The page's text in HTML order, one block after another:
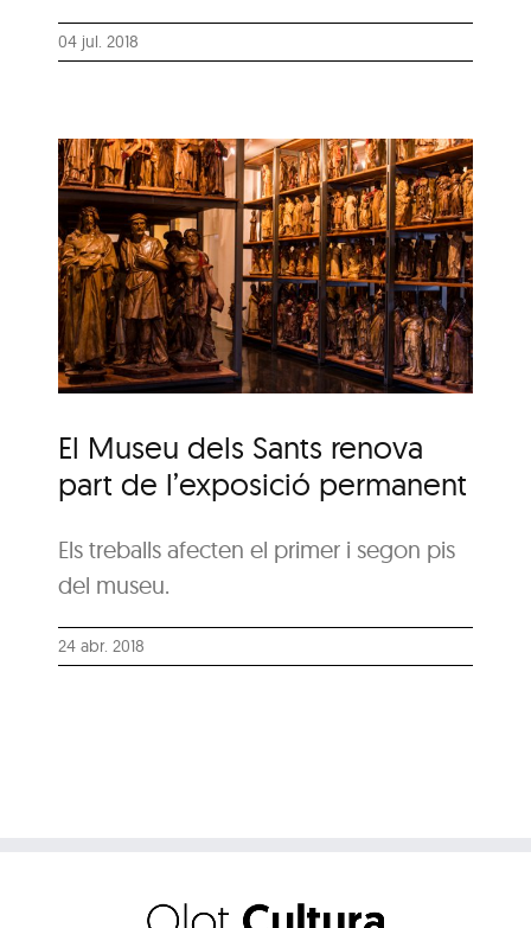
04 jul. 2018
El Museu dels Sants renova
part de l’exposició permanent
Els treballs afecten el primer i segon pis
del museu.
24 abr. 2018